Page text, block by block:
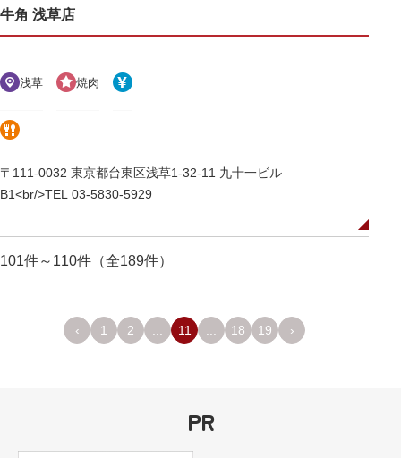
牛角 浅草店
浅草 焼肉
〒111-0032 東京都台東区浅草1-32-11 九十一ビル
B1<br/>TEL 03-5830-5929
101件～110件（全189件）
‹ 1 2 11 18 19 ›
PR